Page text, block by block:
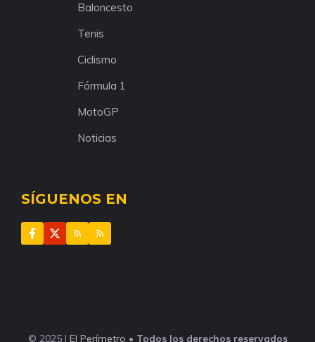
Baloncesto
Tenis
Ciclismo
Fórmula 1
MotoGP
Noticias
SÍGUENOS EN
© 2025 | El Perímetro • Todos los derechos reservados